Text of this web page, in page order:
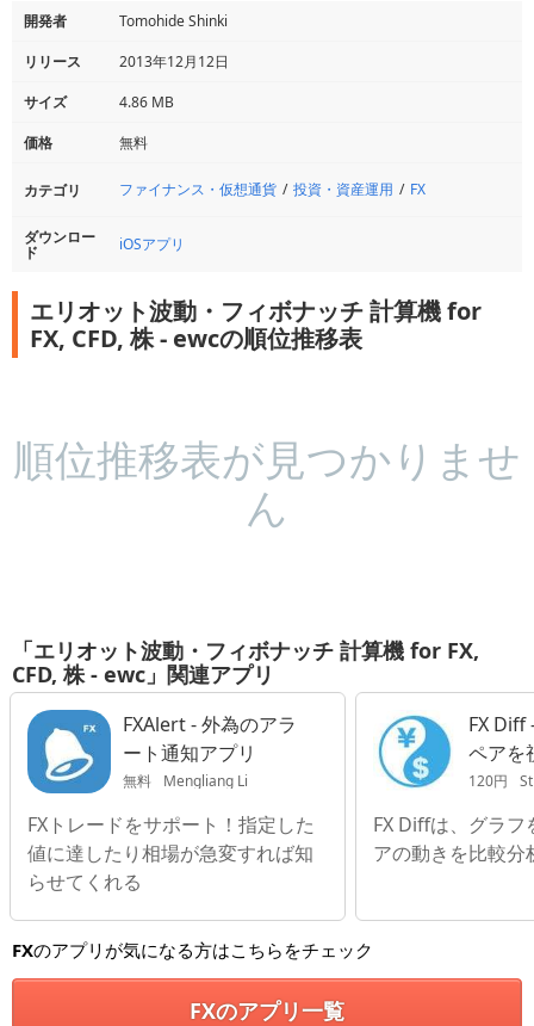
開発者
Tomohide Shinki
リリース
2013年12月12日
サイズ
4.86 MB
価格
無料
カテゴリ ファイナンス・仮想通貨 投資・資産運用 FX
ダウンロー
ド iOSアプリ
エリオット波動・フィボナッチ 計算機 for
FX, CFD, 株 - ewcの順位推移表
順位推移表が見つかりませ
ん
「エリオット波動・フィボナッチ 計算機 for FX,
CFD, 株 - ewc」関連アプリ
FXAlert - 外為のアラ
ート通知アプリ
無料 Mengliang Li
FXトレードをサポート！指定した
値に達したり相場が急変すれば知
らせてくれる
FX Diff
ペアを
120円
FX Diffは、グラ
アの動きを比較分
FXのアプリが気になる方はこちらをチェック
FXのアプリ一覧